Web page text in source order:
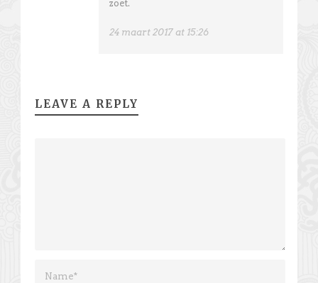
zoet.
24 maart 2017 at 15:26
LEAVE A REPLY